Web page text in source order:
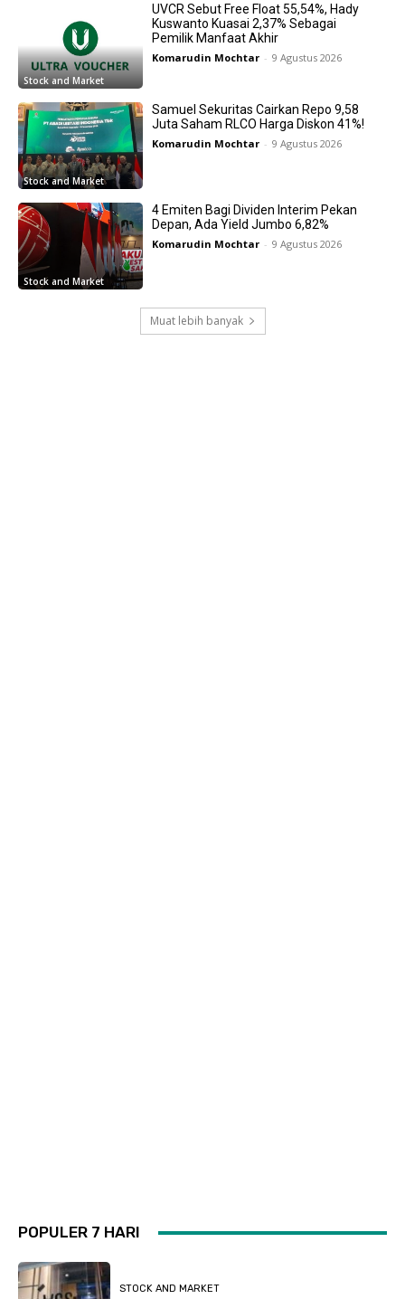
Stock and Market
UVCR Sebut Free Float 55,54%, Hady
Kuswanto Kuasai 2,37% Sebagai
Pemilik Manfaat Akhir
Komarudin Mochtar - 9 Agustus 2026
Stock and Market
Samuel Sekuritas Cairkan Repo 9,58
Juta Saham RLCO Harga Diskon 41%!
Komarudin Mochtar - 9 Agustus 2026
Stock and Market
4 Emiten Bagi Dividen Interim Pekan
Depan, Ada Yield Jumbo 6,82%
Komarudin Mochtar - 9 Agustus 2026
Muat lebih banyak
POPULER 7 HARI
STOCK AND MARKET